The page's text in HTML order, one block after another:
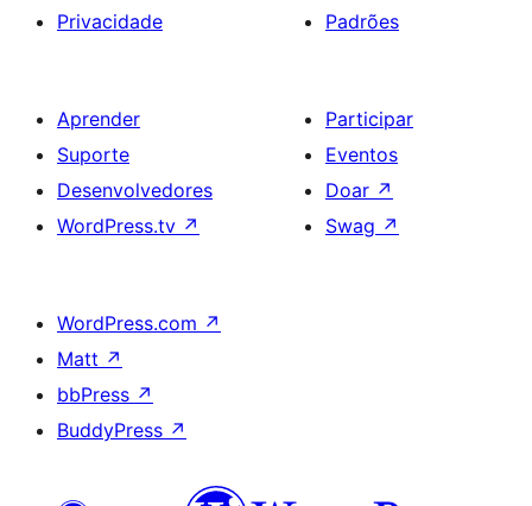
Privacidade
Padrões
Aprender
Suporte
Desenvolvedores
WordPress.tv ↗
Participar
Eventos
Doar ↗
Swag ↗
WordPress.com ↗
Matt ↗
bbPress ↗
BuddyPress ↗